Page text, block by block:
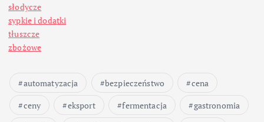
słodycze
sypkie i dodatki
tłuszcze
zbożowe
automatyzacja bezpieczeństwo
cena
ceny
eksport fermentacja
gastronomia